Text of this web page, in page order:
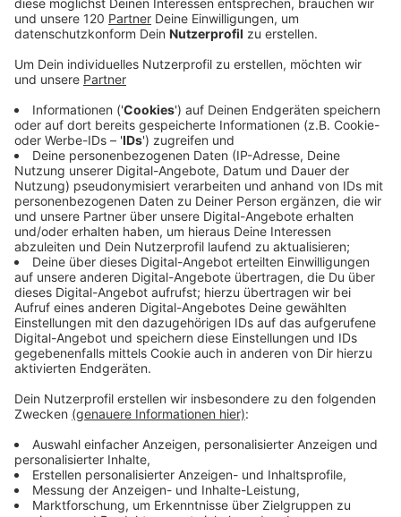
Autofahrer nach Unfall in Roitham aus Auto befreit